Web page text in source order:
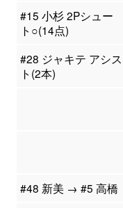
#15 小杉 2Pシュー
ト○(14点)
#28 ジャキテ アシス
ト(2本)
#48 新美 → #5 高橋